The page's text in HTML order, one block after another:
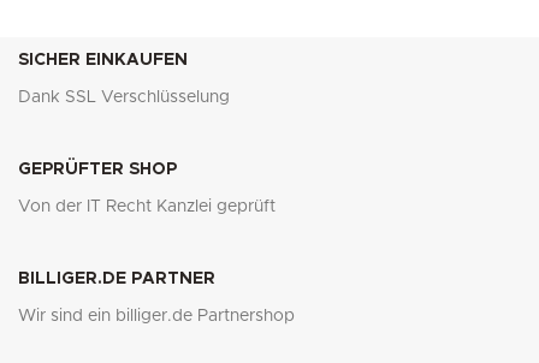
SICHER EINKAUFEN
Dank SSL Verschlüsselung
GEPRÜFTER SHOP
Von der IT Recht Kanzlei geprüft
BILLIGER.DE PARTNER
Wir sind ein billiger.de Partnershop